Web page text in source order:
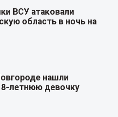
ВСУ атаковали
область в ночь на
нашли
летнюю девочку